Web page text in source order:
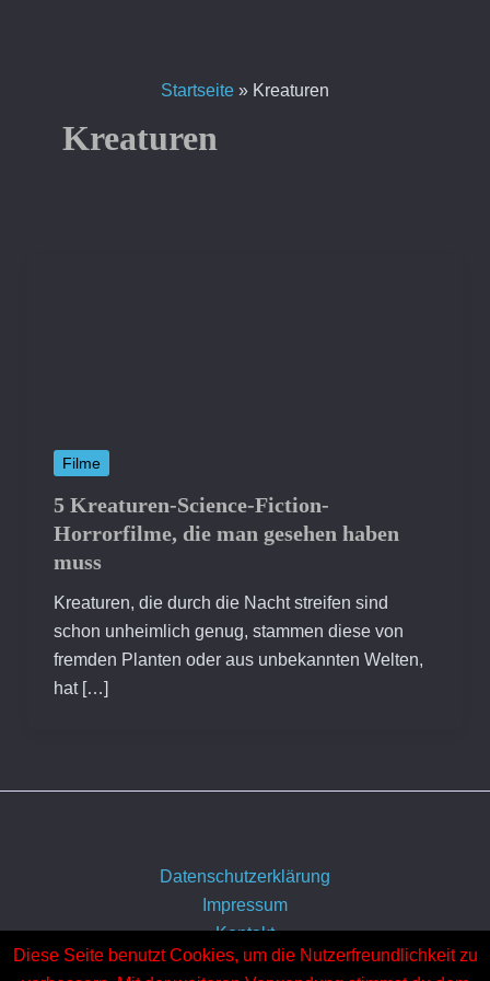
Startseite » Kreaturen
Kreaturen
Filme
5 Kreaturen-Science-Fiction-
Horrorfilme, die man gesehen haben
muss
Kreaturen, die durch die Nacht streifen sind
schon unheimlich genug, stammen diese von
fremden Planten oder aus unbekannten Welten,
hat […]
Datenschutzerklärung
Impressum
Kontakt
Über uns
Diese Seite benutzt Cookies, um die Nutzerfreundlichkeit zu